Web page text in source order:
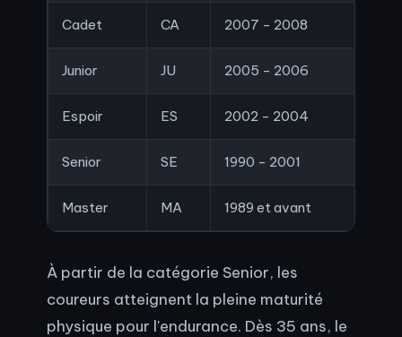
Cadet CA 2007 - 2008
Junior JU 2005 - 2006
Espoir ES 2002 - 2004
Senior SE 1990 - 2001
Master MA 1989 et avant
À partir de la catégorie Senior, les
coureurs atteignent la pleine maturité
physique pour l'endurance. Dès 35 ans, le